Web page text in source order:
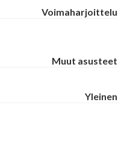
Voimaharjoittelu
Muut asusteet
Yleinen